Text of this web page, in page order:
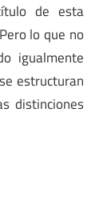
de esta
lo que no
igualmente
estructuran
distinciones